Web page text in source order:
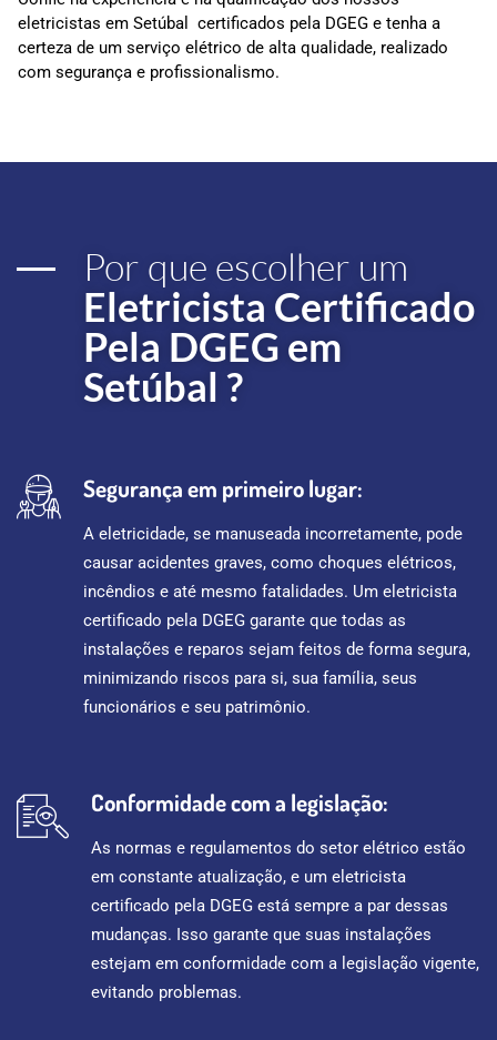
eletricistas em Setúbal certificados pela DGEG e tenha a
certeza de um serviço elétrico de alta qualidade, realizado
com segurança e profissionalismo.
Por que escolher um
Eletricista Certificado
Pela DGEG em
Setúbal ?
Segurança em primeiro lugar:
A eletricidade, se manuseada incorretamente, pode
causar acidentes graves, como choques elétricos,
incêndios e até mesmo fatalidades. Um eletricista
certificado pela DGEG garante que todas as
instalações e reparos sejam feitos de forma segura,
minimizando riscos para si, sua família, seus
funcionários e seu patrimônio.
Conformidade com a legislação:
As normas e regulamentos do setor elétrico estão
em constante atualização, e um eletricista
certificado pela DGEG está sempre a par dessas
mudanças. Isso garante que suas instalações
estejam em conformidade com a legislação vigente,
evitando problemas.